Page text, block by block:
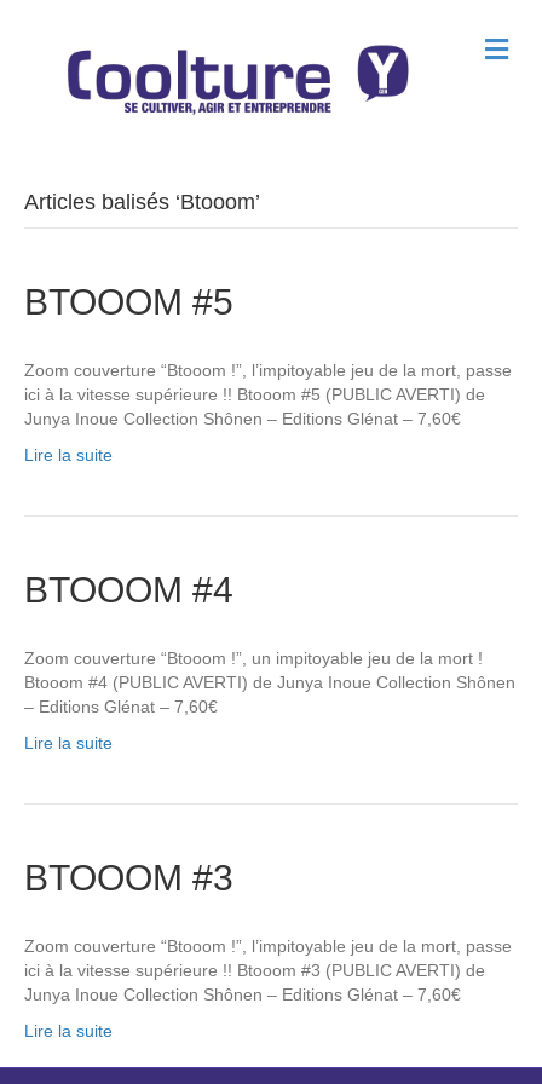
M
e
Articles balisés ‘Btooom’
BTOOOM #5
Zoom couverture “Btooom !”, l’impitoyable jeu de la mort, passe
ici à la vitesse supérieure !! Btooom #5 (PUBLIC AVERTI) de
Junya Inoue Collection Shônen – Editions Glénat – 7,60€
Lire la suite
BTOOOM #4
Zoom couverture “Btooom !”, un impitoyable jeu de la mort !
Btooom #4 (PUBLIC AVERTI) de Junya Inoue Collection Shônen
– Editions Glénat – 7,60€
Lire la suite
BTOOOM #3
Zoom couverture “Btooom !”, l’impitoyable jeu de la mort, passe
ici à la vitesse supérieure !! Btooom #3 (PUBLIC AVERTI) de
Junya Inoue Collection Shônen – Editions Glénat – 7,60€
Lire la suite